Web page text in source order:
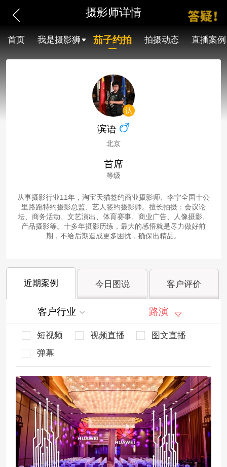
摄影师详情
首页 我是摄影狮 茄子约拍 拍摄动态 直播案例
滨语
北京
首席
等级
从事摄影行业11年，淘宝天猫签约商业摄影师、李宁全国十公
里路跑特约摄影总监、艺人签约摄影师。擅长拍摄：会议论
坛、商务活动、文艺演出、体育赛事、商业广告、人像摄影、
产品摄影等。十多年摄影历练，最大的感悟就是尽力做好前
期，不给后期造成更多困扰，确保出精品。
近期案例 今日图说 客户评价
客户行业 路演
短视频 视频直播
图文直播
弹幕